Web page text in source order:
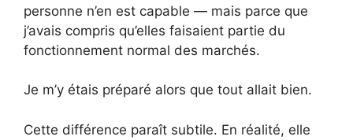
personne n’en est capable — mais parce que
j’avais compris qu’elles faisaient partie du
fonctionnement normal des marchés.
Je m’y étais préparé alors que tout allait bien.
Cette différence paraît subtile. En réalité, elle